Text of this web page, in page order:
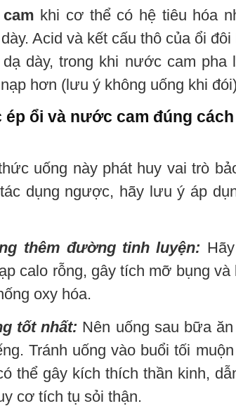
khi cơ thể có hệ tiêu hóa
Acid và kết cấu thô của ổi
dày, trong khi nước cam pha
hơn (lưu ý không uống khi
ép ổi và nước cam đúng
uống này phát huy vai trò
dụng ngược, hãy lưu ý áp
thêm đường tinh luyện:
calo rỗng, gây tích mỡ bụng và
oxy hóa.
tốt nhất: Nên uống sau bữa
Tránh uống vào buổi tối
thể gây kích thích thần kinh,
cơ tích tụ sỏi thận.